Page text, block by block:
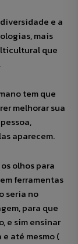
e a
mais
que
tem que
melhorar sua
aparecem.
olhos para
ferramentas
seria no
para que
e sim ensinar
até mesmo (